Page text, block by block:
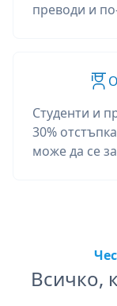
преводи и
Студенти и
30%
може да се
Всичко,